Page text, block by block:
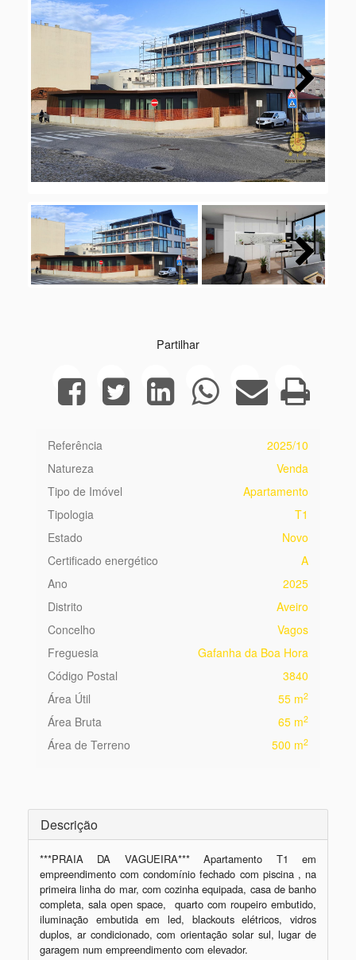
Next
Next
Partilhar
Referência
2025/10
Natureza
Venda
Tipo de Imóvel
Apartamento
Tipologia
T1
Estado
Novo
Certificado energético
A
Ano
2025
Distrito
Aveiro
Concelho
Vagos
Freguesia
Gafanha da Boa Hora
Código Postal
3840
Área Útil
55 m2
Área Bruta 65 m2
Área de Terreno 500 m2
Descrição
***PRAIA DA VAGUEIRA*** Apartamento T1 em
empreendimento com condomínio fechado com piscina , na
primeira linha do mar, com cozinha equipada, casa de banho
completa, sala open space,  quarto com roupeiro embutido,
iluminação embutida em led, blackouts elétricos, vidros
duplos, ar condicionado, com orientação solar sul, lugar de
garagem num empreendimento com elevador.